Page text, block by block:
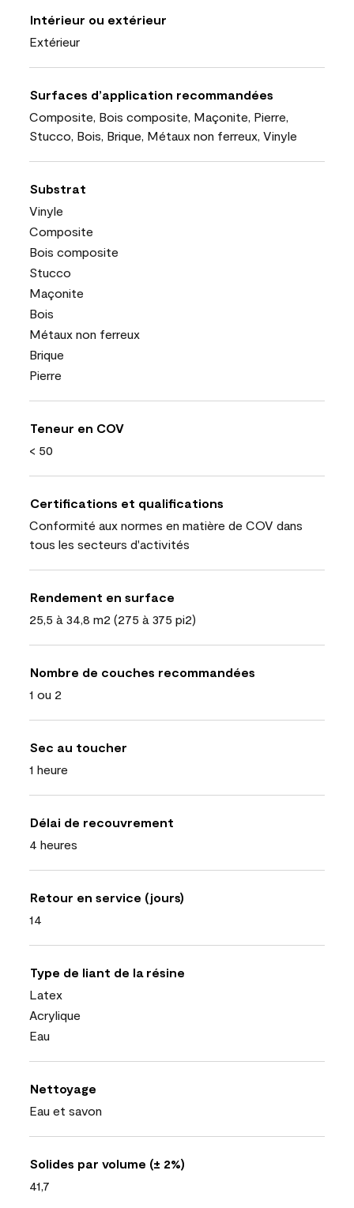
Intérieur ou extérieur
Extérieur
Surfaces d’application recommandées
Composite, Bois composite, Maçonite, Pierre,
Stucco, Bois, Brique, Métaux non ferreux, Vinyle
Substrat
Vinyle
Composite
Bois composite
Stucco
Maçonite
Bois
Métaux non ferreux
Brique
Pierre
Teneur en COV
< 50
Certifications et qualifications
Conformité aux normes en matière de COV dans
tous les secteurs d'activités
Rendement en surface
25,5 à 34,8 m2 (275 à 375 pi2)
Nombre de couches recommandées
1 ou 2
Sec au toucher
1 heure
Délai de recouvrement
4 heures
Retour en service (jours)
14
Type de liant de la résine
Latex
Acrylique
Eau
Nettoyage
Eau et savon
Solides par volume (± 2%)
41,7